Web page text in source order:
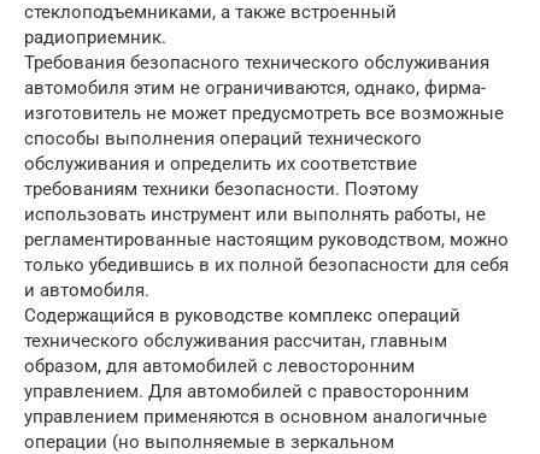
стеклоподъемниками, а также встроенный
радиоприемник.
Требования безопасного технического обслуживания
автомобиля этим не ограничиваются, однако, фирма-
изготовитель не может предусмотреть все возможные
способы выполнения операций технического
обслуживания и определить их соответствие
требованиям техники безопасности. Поэтому
использовать инструмент или выполнять работы, не
регламентированные настоящим руководством, можно
только убедившись в их полной безопасности для себя
и автомобиля.
Содержащийся в руководстве комплекс операций
технического обслуживания рассчитан, главным
образом, для автомобилей с левосторонним
управлением. Для автомобилей с правосторонним
управлением применяются в основном аналогичные
операции (но выполняемые в зеркальном